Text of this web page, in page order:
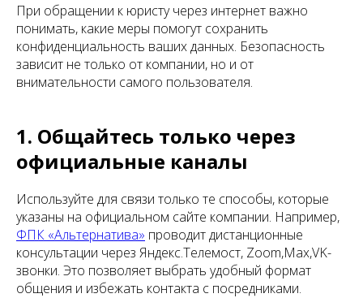
При обращении к юристу через интернет важно
понимать, какие меры помогут сохранить
конфиденциальность ваших данных. Безопасность
зависит не только от компании, но и от
внимательности самого пользователя.
1. Общайтесь только через
официальные каналы
Используйте для связи только те способы, которые
указаны на официальном сайте компании. Например,
ФПК «Альтернатива» проводит дистанционные
консультации через Яндекс.Телемост, Zoom,Max,VK-
звонки. Это позволяет выбрать удобный формат
общения и избежать контакта с посредниками.